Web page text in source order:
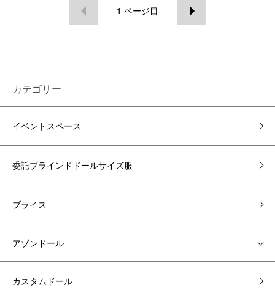
1 ページ目
カテゴリー
イベントスペース
委託ブラインドドールサイズ服
ブライス
アゾンドール
カスタムドール